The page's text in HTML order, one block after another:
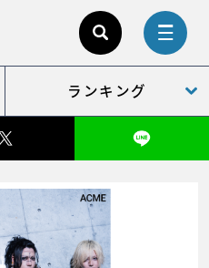
ランキング